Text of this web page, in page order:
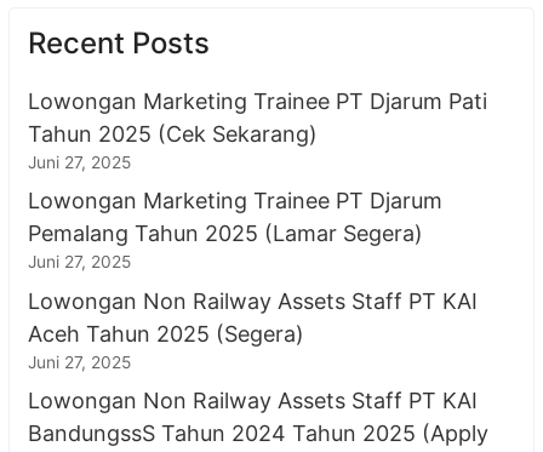
Recent Posts
Lowongan Marketing Trainee PT Djarum Pati
Tahun 2025 (Cek Sekarang)
Juni 27, 2025
Lowongan Marketing Trainee PT Djarum
Pemalang Tahun 2025 (Lamar Segera)
Juni 27, 2025
Lowongan Non Railway Assets Staff PT KAI
Aceh Tahun 2025 (Segera)
Juni 27, 2025
Lowongan Non Railway Assets Staff PT KAI
BandungssS Tahun 2024 Tahun 2025 (Apply